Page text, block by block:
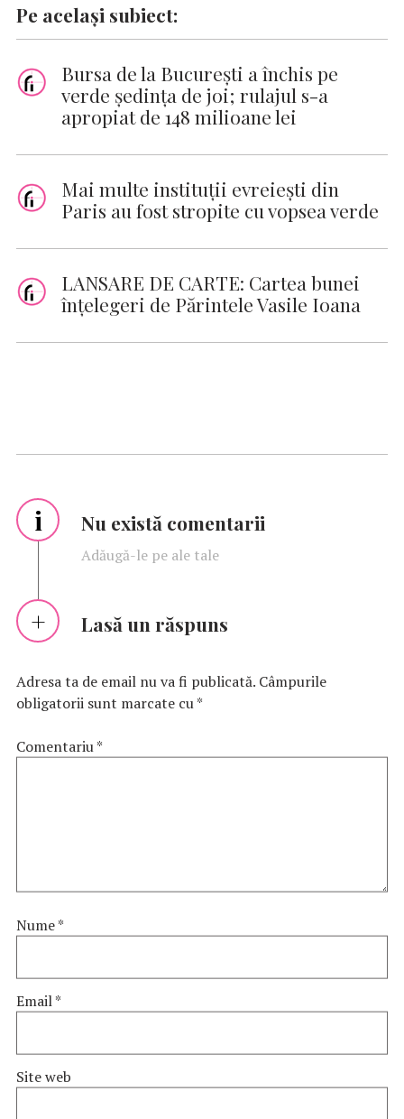
Pe același subiect:
Bursa de la Bucureşti a închis pe
verde şedinţa de joi; rulajul s-a
apropiat de 148 milioane lei
Mai multe instituții evreiești din
Paris au fost stropite cu vopsea verde
LANSARE DE CARTE: Cartea bunei
înțelegeri de Părintele Vasile Ioana
i Nu există comentarii
Adăugă-le pe ale tale
Lasă un răspuns
Adresa ta de email nu va fi publicată. Câmpurile
obligatorii sunt marcate cu*
Comentariu*
Nume*
Email*
Site web